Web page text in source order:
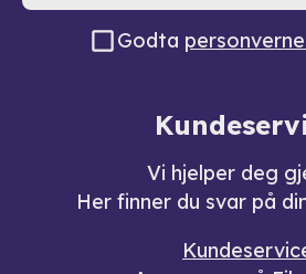
Godta
Vi hjelper deg
Her finner du svar på